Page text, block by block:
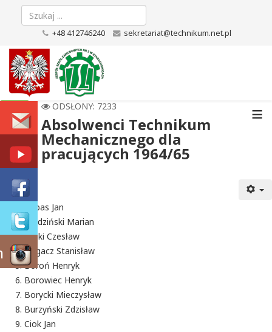
+48 412746240 sekretariat@technikum.net.pl
≡
ODSŁONY: 7233
Absolwenci Technikum
Mechanicznego dla
pracujących 1964/65
Bębas Jan
Błędziński Marian
Bilski Czesław
Bogacz Stanisław
Boroń Henryk
Borowiec Henryk
Borycki Mieczysław
Burzyński Zdzisław
Ciok Jan